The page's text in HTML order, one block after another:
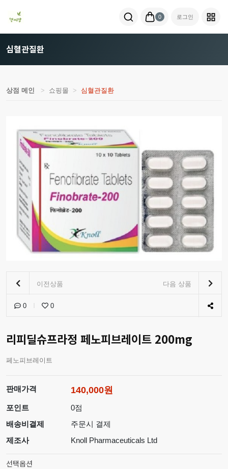
0 로그인
심혈관질환
상점 메인 쇼핑몰 심혈관질환
이전상품 다음 상품
0 0
리피딜슈프라정 페노피브레이트 200mg
페노피브레이트
판매가격 140,000원
포인트
0점
배송비결제
주문시 결제
제조사
Knoll Pharmaceuticals Ltd
선택옵션